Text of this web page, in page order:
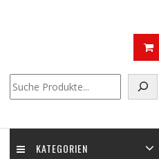
KATEGORIEN